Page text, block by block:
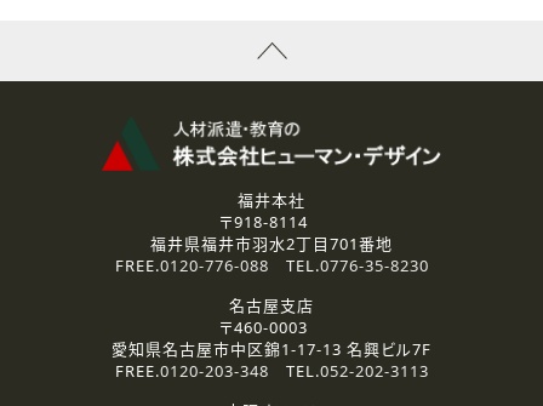
資料送付、受講相談に関するご連絡のために利用いたしま
その他、お問い合わせの内容に回答するために利用いたし
なお、ご連絡手段は、電話・Ｅメールのいずれかの方法とい
2.個人情報の第三者提供
ご提供いただいた個人情報は、法令等の規定に従う場合を除き、
3.個人情報の取り扱いの委託
弊社の定める個人情報保護の評価基準を満たした委託先に、個
人情報を委託する場合があります。
福井本社
〒918-8114
福井県福井市羽水2丁目701番地
FREE.0120-776-088 TEL.0776-35-8230
名古屋支店
〒460-0003
愛知県名古屋市中区錦1-17-13 名興ビル7F
FREE.0120-203-348 TEL.052-202-3113